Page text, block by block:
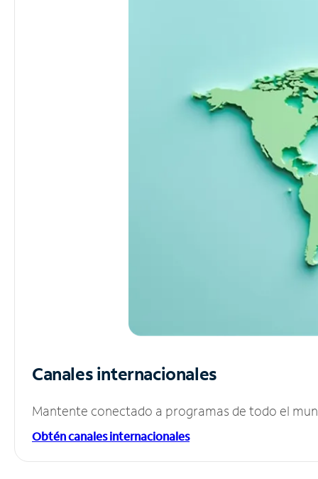
Canales internacionales
Mantente conectado a programas de todo el
Obtén canales internacionales